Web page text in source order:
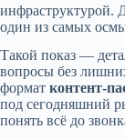
инфраструктурой.
один из самых
Такой показ —
вопросы без
формат контент-
под сегодняшний
понять всё до